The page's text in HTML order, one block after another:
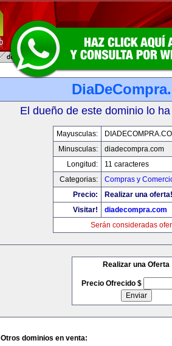
El dueño de este dominio lo
Mayusculas:
Minusculas:
diadecompra.com
Longitud:
11 caracteres
Categorias:
Compras y
Precio:
Realizar una oferta!
Visitar!
diadecompra.com
Serán consideradas
Realizar una Oferta
Precio Ofrecido $
Otros dominios en venta: